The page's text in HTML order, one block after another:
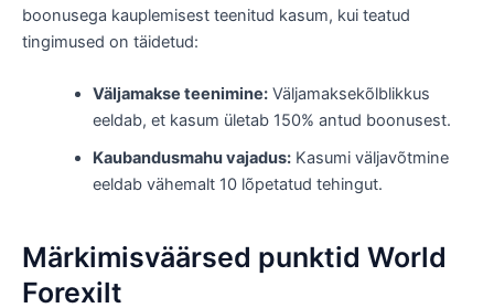
boonusega kauplemisest teenitud kasum, kui teatud
tingimused on täidetud:
Väljamakse teenimine:Väljamaksekõlblikkus
eeldab, et kasum ületab 150% antud boonusest.
Kaubandusmahu vajadus:Kasumi väljavõtmine
eeldab vähemalt 10 lõpetatud tehingut.
Märkimisväärsed punktid World
Forexilt